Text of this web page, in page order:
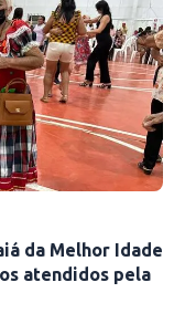
da Melhor Idade
atendidos pela